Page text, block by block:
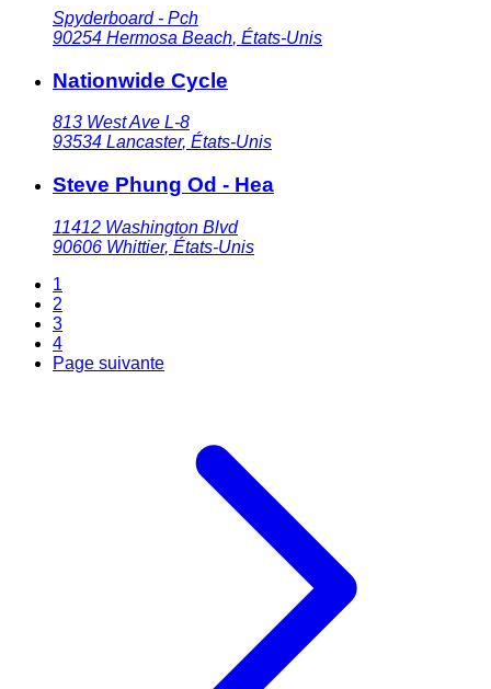
Spyderboard - Pch
90254 Hermosa Beach, États-Unis
Nationwide Cycle
813 West Ave L-8
93534 Lancaster, États-Unis
Steve Phung Od - Hea
11412 Washington Blvd
90606 Whittier, États-Unis
1
2
3
4
Page suivante